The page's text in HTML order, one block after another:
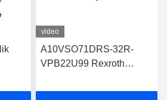
video
A10VSO71DRS-32R-
VPB22U99 Rexroth
yang Kuat